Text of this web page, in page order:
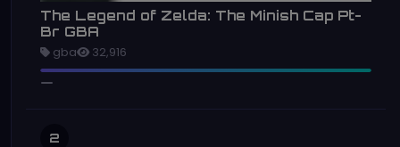
The Legend of Zelda: The Minish Cap Pt-
Br GBA
gba 32,916
2